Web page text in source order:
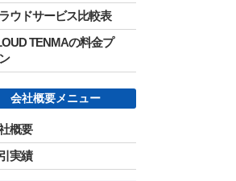
ウドサービス比較表
TENMAの料金プ
会社概要メニュー
概要
実績